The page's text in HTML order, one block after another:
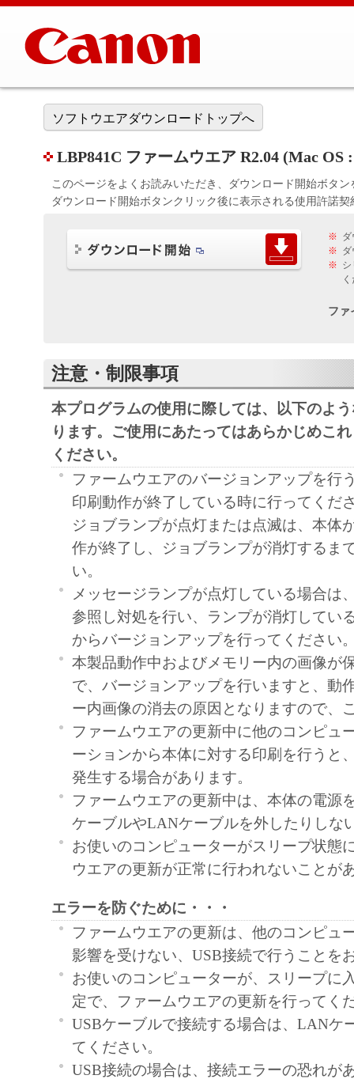
ソフトウエアダウンロードトップへ
LBP841C ファームウエア R2.04 (Mac OS
このページをよくお読みいただき、ダウンロード開始ボタ
ダウンロード開始ボタンクリック後に表示される使用許諾
※ ダ
※
※
ファ
注意・制限事項
本プログラムの使用に際しては、以下のよ
ります。ご使用にあたってはあらかじめこ
ください。
ファームウエアのバージョンアップを行
印刷動作が終了している時に行ってくだ
ジョブランプが点灯または点滅は、本体
作が終了し、ジョブランプが消灯するま
い。
メッセージランプが点灯している場合は
参照し対処を行い、ランプが消灯してい
からバージョンアップを行ってください
本製品動作中およびメモリー内の画像が
で、バージョンアップを行いますと、動
ー内画像の消去の原因となりますので、
ファームウエアの更新中に他のコンピュ
ーションから本体に対する印刷を行うと
発生する場合があります。
ファームウエアの更新中は、本体の電源
ケーブルやLANケーブルを外したりしな
お使いのコンピューターがスリープ状態
ウエアの更新が正常に行われないことが
エラーを防ぐために・・・
ファームウエアの更新は、他のコンピュ
影響を受けない、USB接続で行うことを
お使いのコンピューターが、スリープに
定で、ファームウエアの更新を行ってく
USBケーブルで接続する場合は、LANケ
てください。
USB接続の場合は、接続エラーの恐れが